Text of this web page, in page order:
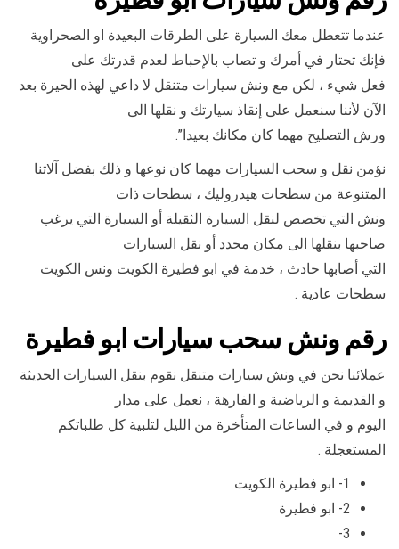
عندما تتعطل معك السيارة على الطرقات البعيدة او الصحراوية
فإنك تحتار في أمرك و تصاب بالإحباط لعدم قدرتك على
فعل شيء ، لكن مع ونش سيارات متنقل لا داعي لهذه الحيرة بعد
الآن لأننا سنعمل على إنقاذ سيارتك و نقلها الى
ورش التصليح مهما كان مكانك بعيدا”.
نؤمن نقل و سحب السيارات مهما كان نوعها و ذلك بفضل آلاتنا
المتنوعة من سطحات هيدروليك ، سطحات ذات
ونش التي تخصص لنقل السيارة الثقيلة أو السيارة التي يرغب
صاحبها بنقلها الى مكان محدد أو نقل السيارات
التي أصابها حادث ، خدمة في ابو فطيرة الكويت ونس الكويت
سطحات عادية .
رقمونش سحب سيارات ابو فطيرة
عملائنا نحن في ونش سيارات متنقل نقوم بنقل السيارات الحديثة
و القديمة و الرياضية و الفارهة ، نعمل على مدار
اليوم و في الساعات المتأخرة من الليل لتلبية كل طلباتكم
المستعجلة .
1- ابو فطيرة الكويت
2- ابو فطيرة
3-